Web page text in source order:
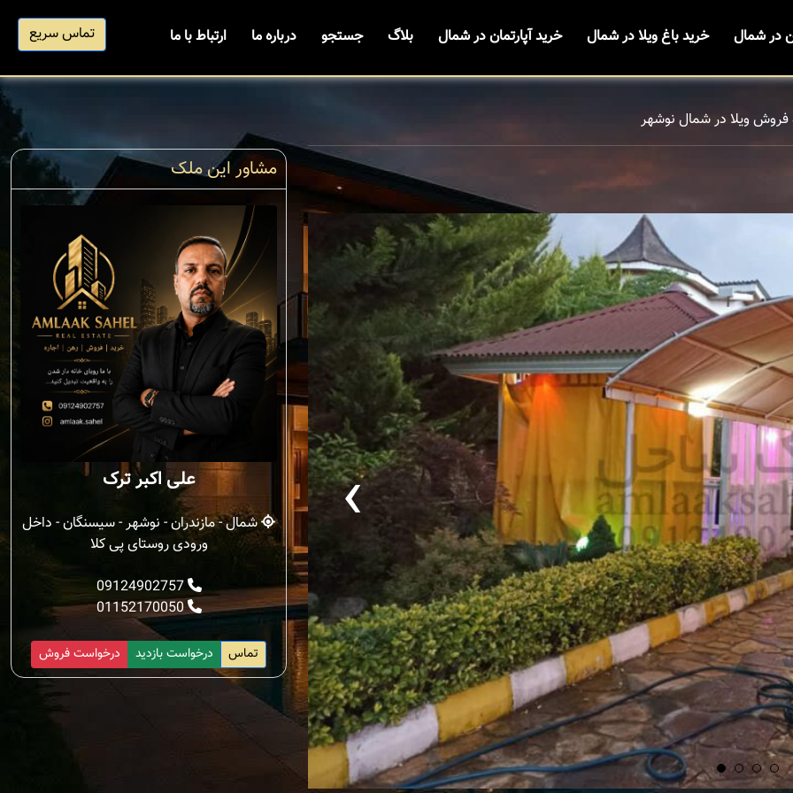
در شمال خرید باغ ویلا در شمال خرید آپارتمان در شمال بلاگ جستجو درباره ما ارتباط با ما تماس سریع
فروش ویلا در شمال نوشهر
‹
مشاور این ملک
علی اکبر ترک
شمال - مازندران - نوشهر - سیسنگان - داخل
ورودی روستای پی کلا
09124902757
01152170050
درخواست فروش درخواست بازدید تماس